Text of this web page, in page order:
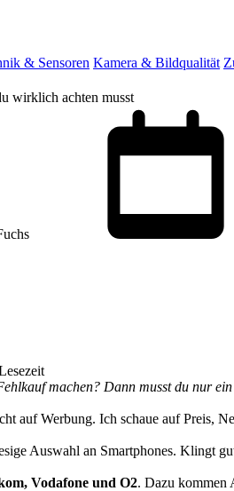
& Sensoren Kamera & Bildqualität
wirklich achten musst
machen? Dann musst du nur
auf Werbung. Ich schaue auf Preis,
Auswahl an Smartphones. Klingt
Vodafone und O2. Dazu kommen